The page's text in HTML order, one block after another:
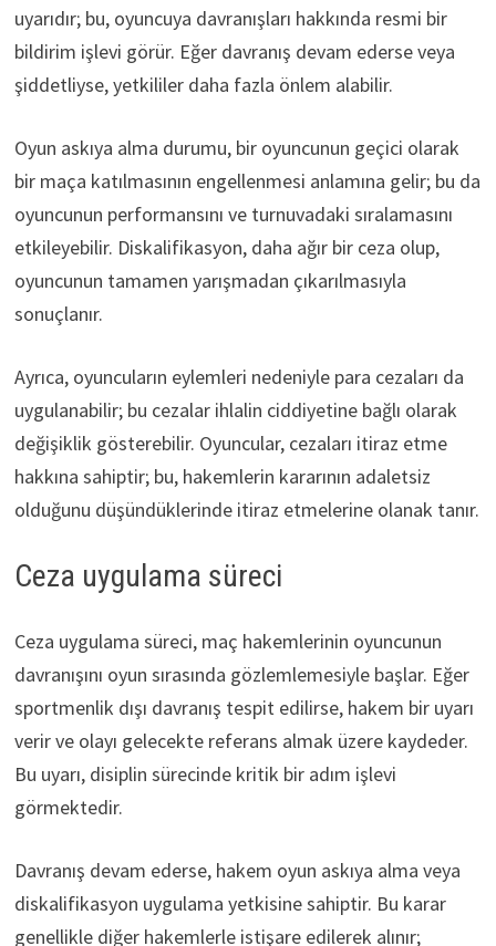
uyarıdır; bu, oyuncuya davranışları hakkında resmi bir
bildirim işlevi görür. Eğer davranış devam ederse veya
şiddetliyse, yetkililer daha fazla önlem alabilir.
Oyun askıya alma durumu, bir oyuncunun geçici olarak
bir maça katılmasının engellenmesi anlamına gelir; bu da
oyuncunun performansını ve turnuvadaki sıralamasını
etkileyebilir. Diskalifikasyon, daha ağır bir ceza olup,
oyuncunun tamamen yarışmadan çıkarılmasıyla
sonuçlanır.
Ayrıca, oyuncuların eylemleri nedeniyle para cezaları da
uygulanabilir; bu cezalar ihlalin ciddiyetine bağlı olarak
değişiklik gösterebilir. Oyuncular, cezaları itiraz etme
hakkına sahiptir; bu, hakemlerin kararının adaletsiz
olduğunu düşündüklerinde itiraz etmelerine olanak tanır.
Ceza uygulama süreci
Ceza uygulama süreci, maç hakemlerinin oyuncunun
davranışını oyun sırasında gözlemlemesiyle başlar. Eğer
sportmenlik dışı davranış tespit edilirse, hakem bir uyarı
verir ve olayı gelecekte referans almak üzere kaydeder.
Bu uyarı, disiplin sürecinde kritik bir adım işlevi
görmektedir.
Davranış devam ederse, hakem oyun askıya alma veya
diskalifikasyon uygulama yetkisine sahiptir. Bu karar
genellikle diğer hakemlerle istişare edilerek alınır;